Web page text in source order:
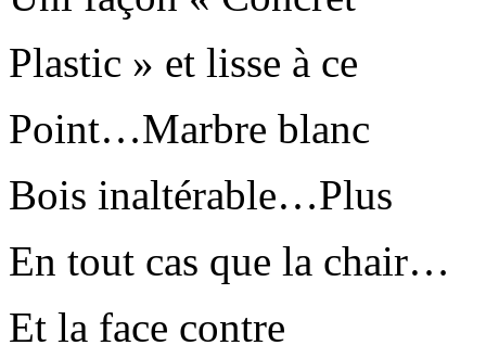
Plastic » et lisse à ce
Point…Marbre blanc
Bois inaltérable…Plus
En tout cas que la chair…
Et la face contre